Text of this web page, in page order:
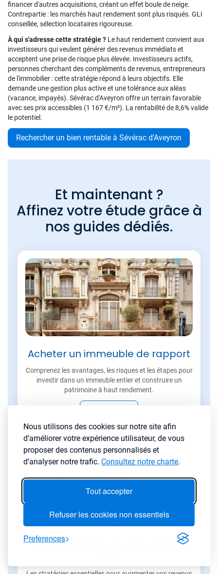
Nous utilisons des cookies sur notre site afin
d’améliorer votre expérience utilisateur, de vous
proposer des contenus personnalisés et
d’analyser notre trafic. Consultez notre charte.
Tout accepter
Refuser les cookies non essentiels
Preferences
financer d'autres acquisitions, créant un effet boule de neige.
Contrepartie : les marchés haut rendement sont plus risqués. GLI
conseillée, sélection locataires rigoureuse.
À qui s'adresse cette stratégie ? Le haut rendement convient aux
investisseurs qui veulent générer des revenus immédiats et
acceptent une prise de risque plus élevée. Investisseurs actifs,
personnes cherchant des compléments de revenus, entrepreneurs
de l'immobilier : cette stratégie répond à leurs objectifs. Elle
demande une gestion plus active et une tolérance aux aléas
(vacance, impayés). Sévérac d'Aveyron offre un terrain favorable
avec ses prix accessibles (1 167 €/m²). La rentabilité de 8,6% valide
le potentiel.
Rechercher un bien rentable à Sévérac d'Aveyron
Et maintenant ?
Affinez votre étude grâce à
nos guides dédiés.
Acheter un immeuble de rapport
Comprenez les avantages, les risques et les étapes pour
investir dans un immeuble entier et construire un
patrimoine à haut rendement.
Comment louer mieux et plus